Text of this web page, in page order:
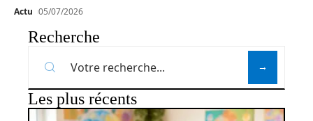
Actu 05/07/2026
Recherche
Les plus récents